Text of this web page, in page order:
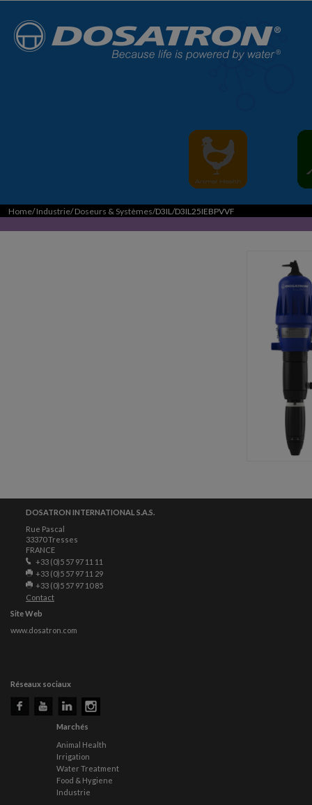
Home/Industrie/Doseurs & Systèmes/D3IL/D3IL25IEBPVVF
DOSATRON INTERNATIONAL S.A.S.
Rue Pascal
33370 Tresses
FRANCE
+33 (0)5 57 97 11 11
+33 (0)5 57 97 11 29
+33 (0)5 57 97 10 85
Contact
Site Web
www.dosatron.com
Réseaux sociaux
Marchés
Animal Health
Irrigation
Water Treatment
Food & Hygiene
Industrie